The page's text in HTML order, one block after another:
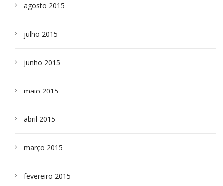
agosto 2015
julho 2015
junho 2015
maio 2015
abril 2015
março 2015
fevereiro 2015